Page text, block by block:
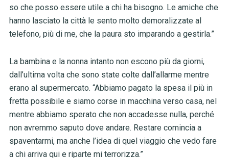
so che posso essere utile a chi ha bisogno. Le amiche che
hanno lasciato la città le sento molto demoralizzate al
telefono, più di me, che la paura sto imparando a gestirla.”
La bambina e la nonna intanto non escono più da giorni,
dall’ultima volta che sono state colte dall’allarme mentre
erano al supermercato. “Abbiamo pagato la spesa il più in
fretta possibile e siamo corse in macchina verso casa, nel
mentre abbiamo sperato che non accadesse nulla, perché
non avremmo saputo dove andare. Restare comincia a
spaventarmi, ma anche l’idea di quel viaggio che vedo fare
a chi arriva qui e riparte mi terrorizza.”